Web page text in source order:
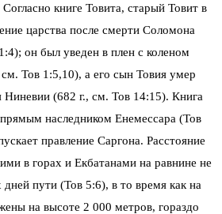
книге Товита, старый Товит в
царства после смерти Соломона
он был уведен в плен с коленом
Тов 1:5,10), а его сын Товия умер
(682 г., см. Тов 14:15). Книга
наследником Енемессара (Тов
правление Саргона. Расстояние
в горах и Екбатанами на равнине не
пути (Тов 5:6), в то время как на
на высоте 2 000 метров, гораздо